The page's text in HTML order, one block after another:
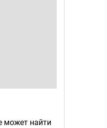
может найти